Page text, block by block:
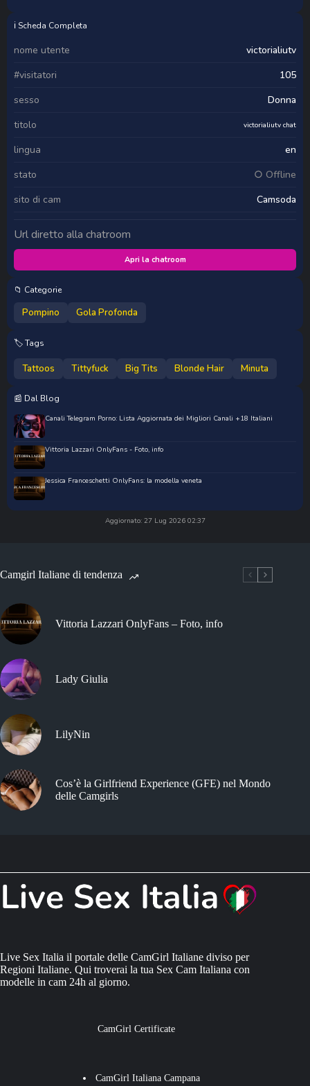
ℹ️ Scheda Completa
nome utente
victorialiutv
#visitatori
105
sesso
Donna
titolo
victorialiutv chat
lingua
en
stato
○ Offline
sito di cam
Camsoda
Url diretto alla chatroom
Apri la chatroom
📁 Categorie
Pompino Gola Profonda
🏷️ Tags
Tattoos Tittyfuck Big Tits Blonde Hair Minuta
📰 Dal Blog
Canali Telegram Porno: Lista Aggiornata dei Migliori Canali +18 Italiani
Vittoria Lazzari OnlyFans - Foto, info
Jessica Franceschetti OnlyFans: la modella veneta
Aggiornato: 27 Lug 2026 02:37
Camgirl Italiane di tendenza
Vittoria Lazzari OnlyFans – Foto, info
Lady Giulia
LilyNin
Cos’è la Girlfriend Experience (GFE) nel Mondo
delle Camgirls
Live Sex Italia il portale delle CamGirl Italiane diviso per
Regioni Italiane. Qui troverai la tua Sex Cam Italiana con
modelle in cam 24h al giorno.
CamGirl Certificate
CamGirl Italiana Campana